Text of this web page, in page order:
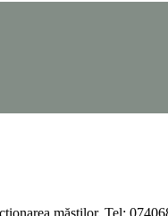
măștilor, Tel: